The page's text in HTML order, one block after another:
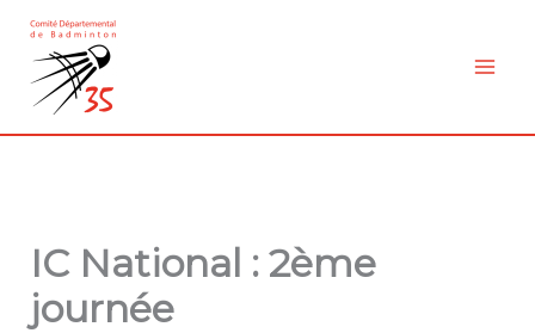
contenu
IC National : 2ème
journée